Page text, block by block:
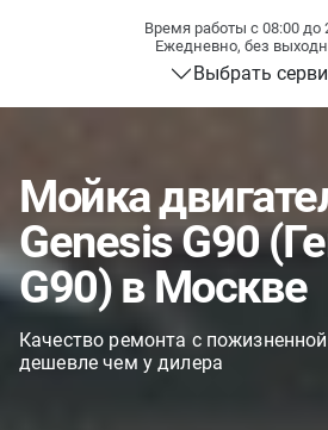
Время работы с 08:00 до
Ежедневно, без
Выбрать
Мойка
Genesis G90
G90) в Москве
Качество ремонта с
дешевле чем у дилера